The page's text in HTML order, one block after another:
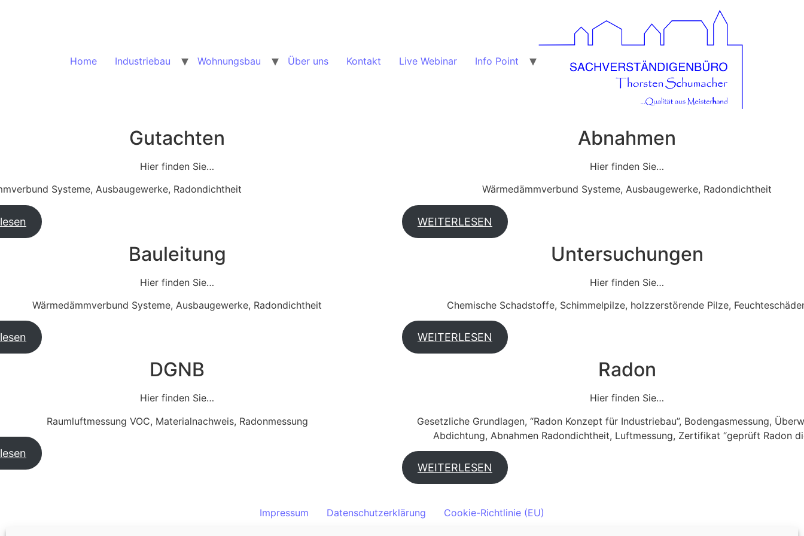
Home Industriebau Wohnungsbau Über uns Kontakt Live Webinar Info Point
Gutachten
Hier finden Sie…
Systeme, Ausbaugewerke, Radondichtheit
Bauleitung
Hier finden Sie…
Wärmedämmverbund Systeme, Ausbaugewerke, Radondichtheit
DGNB
Hier finden Sie…
Raumluftmessung VOC, Materialnachweis, Radonmessung
Abnahmen
Hier finden Sie…
Wärmedämmverbund Systeme, Ausbaugewerke, Radondichtheit
WEITERLESEN
Untersuchungen
Hier finden Sie…
Chemische Schadstoffe, Schimmelpilze, holzzerstörende Pilze,
WEITERLESEN
Radon
Hier finden Sie…
Gesetzliche Grundlagen, “Radon Konzept für Industriebau”, Bodengasmessung,
Abdichtung, Abnahmen Radondichtheit, Luftmessung, Zertifikat “geprüft Radon
WEITERLESEN
Impressum Datenschutzerklärung Cookie-Richtlinie (EU)